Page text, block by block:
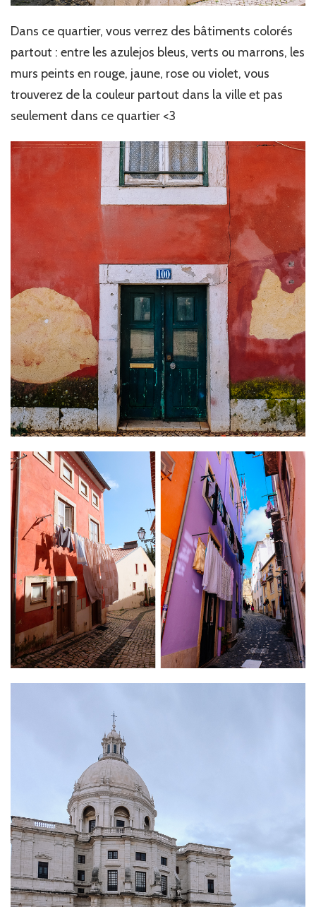
Dans ce quartier, vous verrez des bâtiments colorés
partout : entre les azulejos bleus, verts ou marrons, les
murs peints en rouge, jaune, rose ou violet, vous
trouverez de la couleur partout dans la ville et pas
seulement dans ce quartier <3